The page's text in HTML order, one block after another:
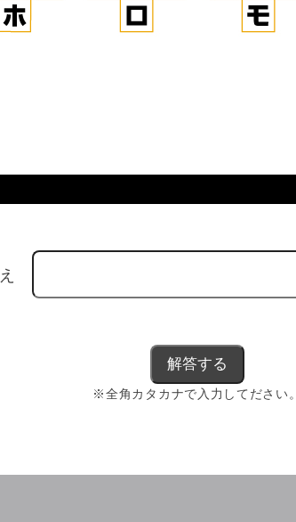
※全角カタカナで入力してださい。